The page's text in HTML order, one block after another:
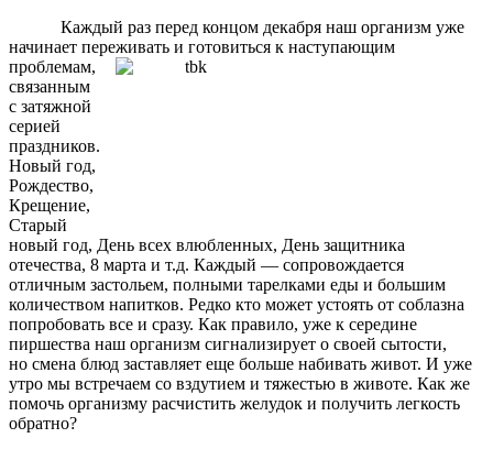
Каждый раз перед концом декабря наш организм уже
начинает переживать и готовиться к наступающим
проблемам,
связанным
с затяжной
серией
праздников.
Новый год,
Рождество,
Крещение,
Старый
новый год, День всех влюбленных, День защитника
отечества, 8 марта и т.д. Каждый — сопровождается
отличным застольем, полными тарелками еды и большим
количеством напитков. Редко кто может устоять от соблазна
попробовать все и сразу. Как правило, уже к середине
пиршества наш организм сигнализирует о своей сытости,
но смена блюд заставляет еще больше набивать живот. И уже
утро мы встречаем со вздутием и тяжестью в животе. Как же
помочь организму расчистить желудок и получить легкость
обратно?